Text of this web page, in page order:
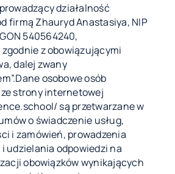
działalność
firmą Zhauryd Anastasiya, NIP
540564240,
z obowiązującymi
dalej zwany
osobowe osób
strony internetowej
są przetwarzane w
o świadczenie usług,
i zamówień, prowadzenia
udzielania odpowiedzi na
obowiązków wynikających